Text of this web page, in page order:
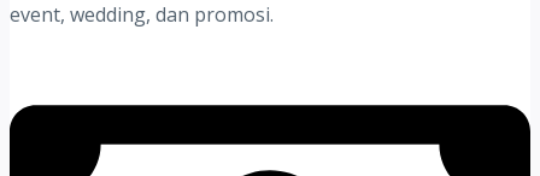
event, wedding, dan promosi.